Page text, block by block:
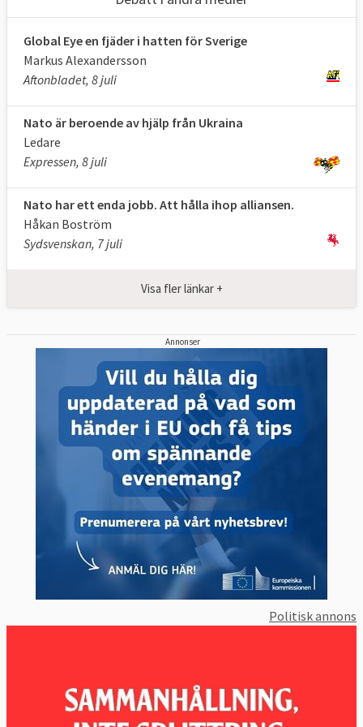
Global Eye en fjäder i hatten för Sverige
Markus Alexandersson
Aftonbladet, 8 juli
Nato är beroende av hjälp från Ukraina
Ledare
Expressen, 8 juli
Nato har ett enda jobb. Att hålla ihop alliansen.
Håkan Boström
Sydsvenskan, 7 juli
Visa fler länkar +
Annonser
Politisk annons